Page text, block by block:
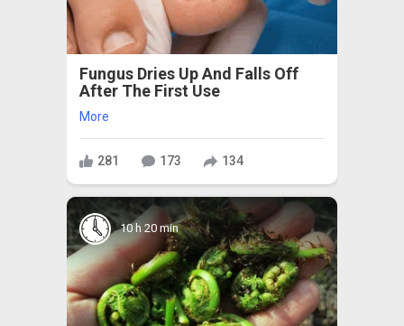
Fungus Dries Up And Falls Off
After The First Use
More
281 173 134
10 h 20 min